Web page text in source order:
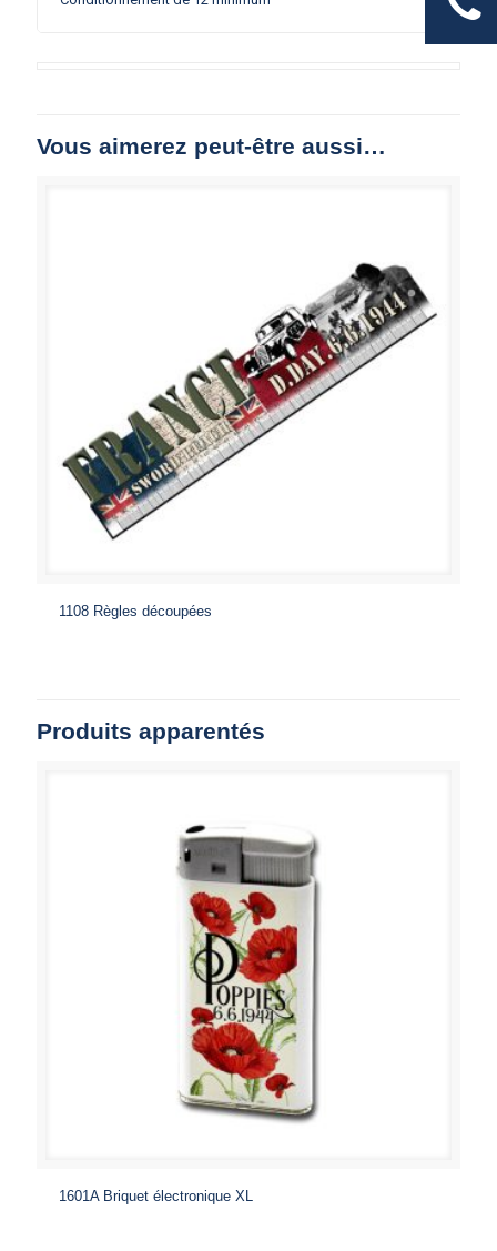
Vous aimerez peut-être aussi…
1108 Règles découpées
Produits apparentés
1601A Briquet électronique XL